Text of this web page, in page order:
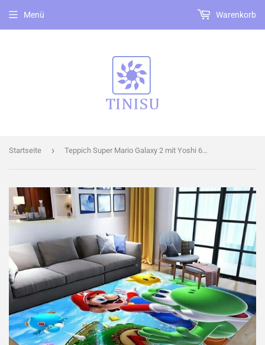
Menü Warenkorb
Startseite › Teppich Super Mario Galaxy 2 mit Yoshi 60cm*40cm rutschfest